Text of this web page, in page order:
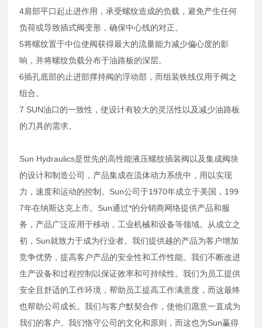
4肩部平口起止进作用，承受螺纹造成的负载，避免产生任何
负荷或导致插式阀变形，确保中心线的对正。
5将螺纹置于中位使阀获得最大的流量能力减少偏心度的影
响，并将螺纹负载分布于油路板的深层。
6插孔底部的止进部撑持阀的浮动部，而组装铁线仅用于阀之
组合。
7 SUN油口的一致性，使设计有较大的灵活性以及减少油路板
的刀具的需求。
Sun Hydraulics是世先的高性能液压螺纹插装阀以及集成阀块
的设计和制造公司，产品集成在流体动力系统中，用以实现
力，速度和运动的控制。Sun公司于1970年成立于美国，199
7年在纳斯达克上市。Sun通过*的分销商网络提供产品和服
务，产品广泛应用于移动，工业机械和设备等领域。从成立之
初，Sun就致力于成为行业者。我们提供越的产品为客户增加
竞争优势，提高客户产品的安全性和工作性能。我们不断改进
生产设备和过程控制以保证效率和可持续性。我们为员工提供
安全且舒适的工作环境，帮助员工提高工作满意度，而这最终
也帮助公司成长。我们与客户默契合作，使他们愿意一直成为
我们的客户。我们恪守公司的文化和原则，而这也为Sun赢得